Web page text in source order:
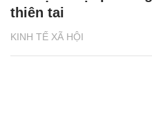
KINH TẾ XÃ HỘI
thiên tai